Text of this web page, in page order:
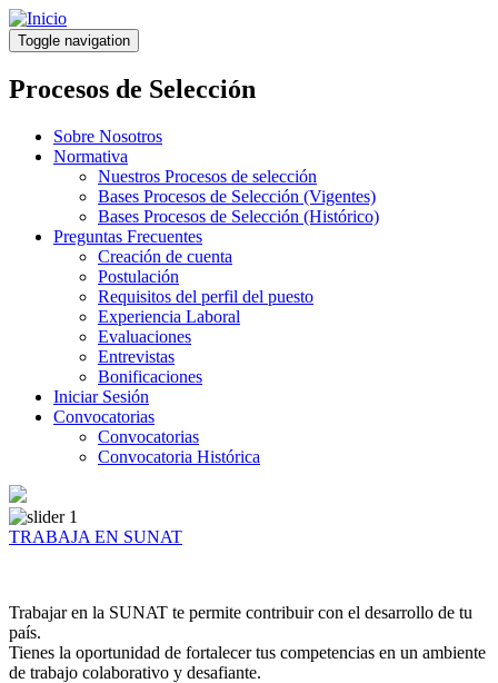
Pasar
al
contenido
principal
Toggle navigation
Procesos de Selección
Sobre Nosotros
Normativa
Nuestros Procesos de selección
Bases Procesos de Selección (Vigentes)
Bases Procesos de Selección (Histórico)
Preguntas Frecuentes
Creación de cuenta
Postulación
Requisitos del perfil del puesto
Experiencia Laboral
Evaluaciones
Entrevistas
Bonificaciones
Iniciar Sesión
Convocatorias
Convocatorias
Convocatoria Histórica
TRABAJA EN SUNAT
Trabajar en la SUNAT te permite contribuir con el desarrollo de tu
país.
Tienes la oportunidad de fortalecer tus competencias en un ambiente
de trabajo colaborativo y desafiante.